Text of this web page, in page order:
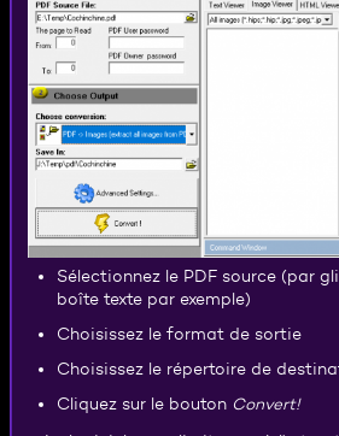
Sélectionnez le PDF source (par
boîte texte par exemple)
Choisissez le format de sortie
Choisissez le répertoire de
Cliquez sur le bouton Convert!